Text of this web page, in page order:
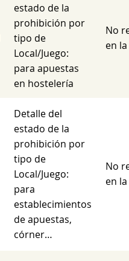
estado de la
prohibición por
tipo de
Local/Juego:
para apuestas
en hostelería
No
en
Detalle del
estado de la
prohibición por
tipo de
Local/Juego:
para
establecimientos
de apuestas,
córner…
No
en